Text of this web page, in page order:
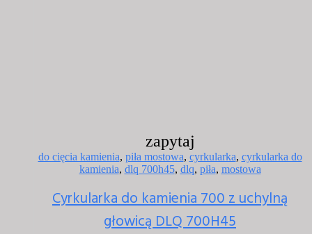
zapytaj
do cięcia kamienia, piła mostowa, cyrkularka, cyrkularka do
kamienia, dlq 700h45, dlq, piła, mostowa
Cyrkularka do kamienia 700 z uchylną
głowicą DLQ 700H45